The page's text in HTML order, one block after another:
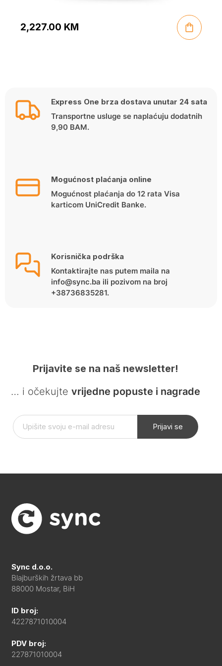
2,227.00 KM
Express One brza dostava unutar 24 sata
Transportne usluge se naplaćuju dodatnih
9,90 BAM.
Mogućnost plaćanja online
Mogućnost plaćanja do 12 rata Visa
karticom UniCredit Banke.
Korisnička podrška
Kontaktirajte nas putem maila na
info@sync.ba ili pozivom na broj
+38736835281.
Prijavite se na naš newsletter!
… i očekujte vrijedne popuste i nagrade
Prijavi se
Sync d.o.o.
Blajburških žrtava bb
88000 Mostar, BiH
ID broj:
4227871010004
PDV broj:
227871010004